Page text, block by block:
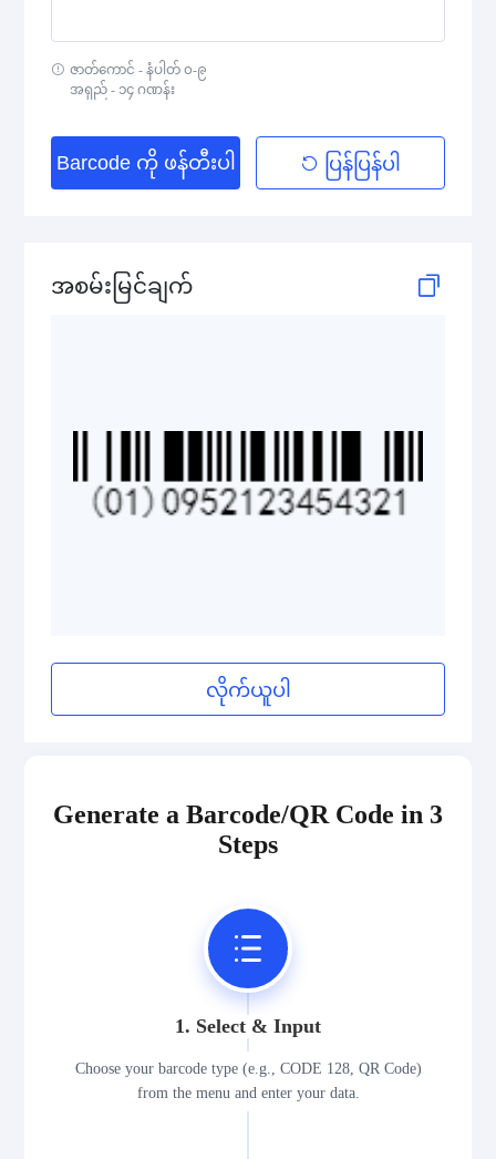
GS1 DataBar Omnidirectional
GS1 DataBar Stacked
GS1 DataBar Stacked Omnidirectional
Medical Device Codes
ဇာတ်ကောင် - နံပါတ် ၀-၉
အရှည် - ၁၄ ဂဏန်း
Barcode ကို ဖန်တီးပါ ပြန်ပြန်ပါ
အစမ်းမြင်ချက်
လိုက်ယူပါ
Generate a Barcode/QR Code in 3
Steps
1. Select & Input
Choose your barcode type (e.g., CODE 128, QR Code)
from the menu and enter your data.